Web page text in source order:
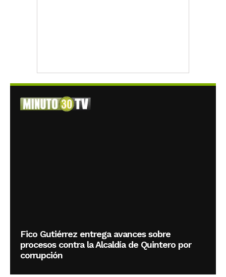
Fico Gutiérrez entrega avances sobre
procesos contra la Alcaldía de Quintero por
corrupción